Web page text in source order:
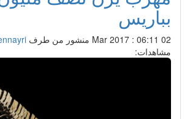
بباريس
02 Mar 2017 : 06:11 منشور من طرف
مشاهدات: